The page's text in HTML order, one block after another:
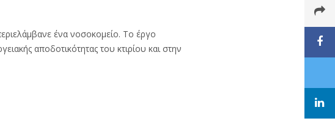
ένα νοσοκομείο. Το έργο
αποδοτικότητας του κτιρίου και στην